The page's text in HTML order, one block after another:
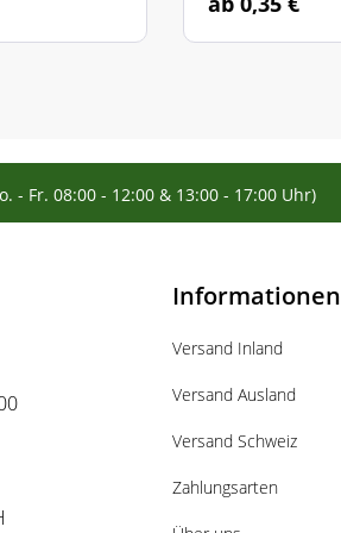
- Fr. 08:00 - 12:00 & 13:00 - 17:00 Uhr)
Informationen
Versand Inland
Versand Ausland
Versand Schweiz
Zahlungsarten